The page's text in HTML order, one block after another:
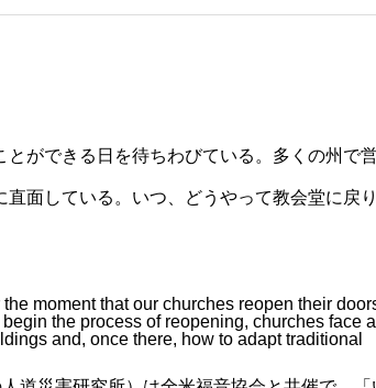
ができる日を待ちわびている。多くの州で
面している。いつ、どうやって教会堂に戻り
moment that our churches reopen their
the process of reopening, churches face a
and, once there, how to adapt traditional